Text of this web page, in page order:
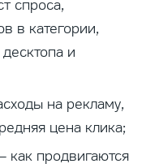
спроса,
в категории,
и
на рекламу,
цена клика;
продвигаются